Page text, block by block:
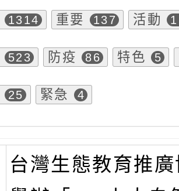
1314 重要 137 活動
523 防疫 86 特色 5
25 緊急 4
台灣生態教育推